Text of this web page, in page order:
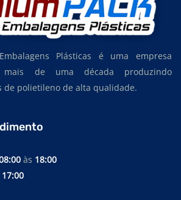
Plásticas é uma empresa
mais de uma década produzindo
de polietileno de alta qualidade.
às 18:00
17:00